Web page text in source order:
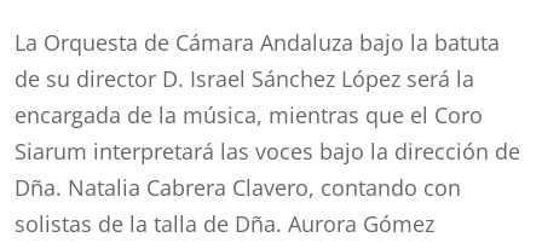
La Orquesta de Cámara Andaluza bajo la batuta
de su director D. Israel Sánchez López será la
encargada de la música, mientras que el Coro
Siarum interpretará las voces bajo la dirección de
Dña. Natalia Cabrera Clavero, contando con
solistas de la talla de Dña. Aurora Gómez